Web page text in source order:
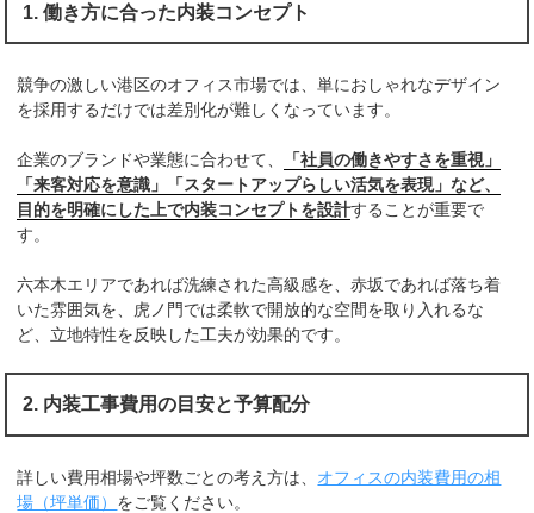
1. 働き方に合った内装コンセプト
競争の激しい港区のオフィス市場では、単におしゃれなデザイン
を採用するだけでは差別化が難しくなっています。
企業のブランドや業態に合わせて、
「社員の働きやすさを重視」
「来客対応を意識」「スタートアップらしい活気を表現」など、
目的を明確にした上で内装コンセプトを設計することが重要で
す。
六本木エリアであれば洗練された高級感を、赤坂であれば落ち着
いた雰囲気を、虎ノ門では柔軟で開放的な空間を取り入れるな
ど、立地特性を反映した工夫が効果的です。
2. 内装工事費用の目安と予算配分
詳しい費用相場や坪数ごとの考え方は、 オフィスの内装費用の相
場（坪単価） をご覧ください。